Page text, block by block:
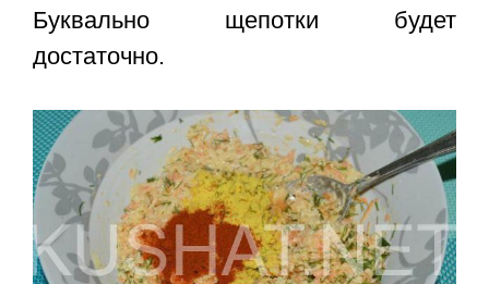
Буквально щепотки будет
достаточно.